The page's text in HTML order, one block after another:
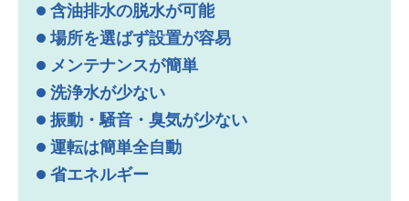
含油排水の脱水が可能
場所を選ばず設置が容易
メンテナンスが簡単
洗浄水が少ない
振動・騒音・臭気が少ない
運転は簡単全自動
省エネルギー